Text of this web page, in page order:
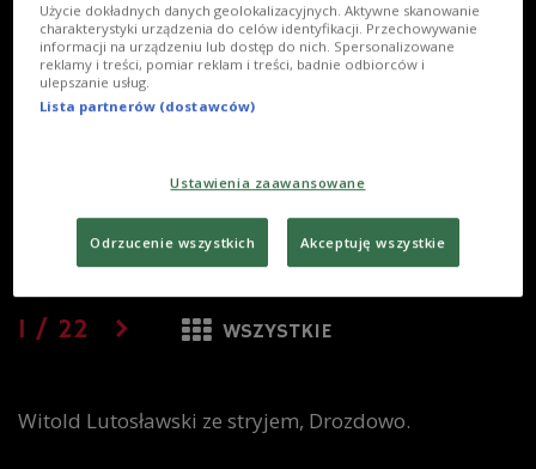
1 / 22 WSZYSTKIE
Witold Lutosławski ze stryjem, Drozdowo.
Użycie dokładnych danych geolokalizacyjnych. Aktywne skanowanie
charakterystyki urządzenia do celów identyfikacji. Przechowywanie
informacji na urządzeniu lub dostęp do nich. Spersonalizowane
reklamy i treści, pomiar reklam i treści, badnie odbiorców i
ulepszanie usług.
Lista partnerów (dostawców)
Ustawienia zaawansowane
Odrzucenie wszystkich Akceptuję wszystkie